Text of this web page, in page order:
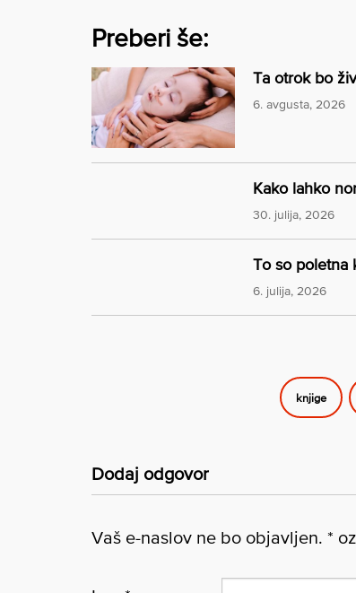
Preberi še:
Ta otrok bo
6. avgusta, 2026
Kako lahko
30. julija, 2026
To so poletna
6. julija, 2026
knjige
Dodaj odgovor
Vaš e-naslov ne bo objavljen. *